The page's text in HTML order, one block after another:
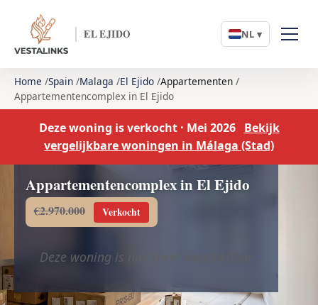
EL EJIDO NL ▾
Home Spain Malaga El Ejido Appartementen
Appartementencomplex in El Ejido
Deze woning is verkocht · Mei 2026
Bekijk
vergelijkbare woningen in Málaga (Stad)
Appartementencomplex in El Ejido
€2.970.000 Verkocht
Deze woning is niet meer beschikbaar